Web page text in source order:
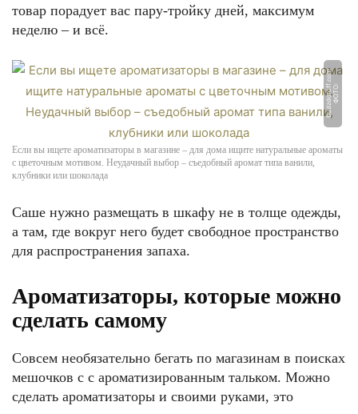
товар порадует вас пару-тройку дней, максимум
неделю – и всё.
Ф
О
Т
О:
b
u
d
z
d
o
r
o
f
f.
c
o
m
Если вы ищете ароматизаторы в магазине – для дома ищите натуральные ароматы
с цветочным мотивом. Неудачный выбор – съедобный аромат типа ванили,
клубники или шоколада
Саше нужно размещать в шкафу не в толще одежды,
а там, где вокруг него будет свободное пространство
для распространения запаха.
Ароматизаторы, которые можно
сделать самому
Совсем необязательно бегать по магазинам в поисках
мешочков с с ароматизированным тальком. Можно
сделать ароматизаторы и своими руками, это